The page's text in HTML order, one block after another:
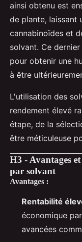
ainsi obtenu est
de plante, laissant
cannabinoïdes et
solvant. Ce
pour obtenir une
à être
L'utilisation des
rendement élevé
étape, de la
être méticuleuse
H3 - Avantages
par solvant
Avantages :
Rentabilité
économique
avancées